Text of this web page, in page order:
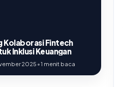
Kolaborasi Fintech
Inklusi Keuangan
2025 •1 menit baca